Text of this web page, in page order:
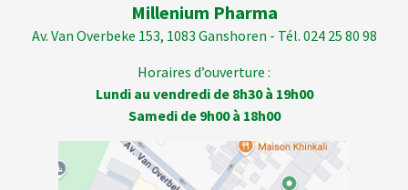
Millenium Pharma
Av. Van Overbeke 153, 1083 Ganshoren - Tél. 024 25 80 98
Horaires d’ouverture :
Lundi au vendredi de 8h30 à 19h00
Samedi de 9h00 à 18h00